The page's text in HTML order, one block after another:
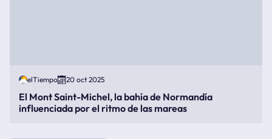
elTiempo 20 oct 2025
El Mont Saint-Michel, la bahía de Normandía
influenciada por el ritmo de las mareas